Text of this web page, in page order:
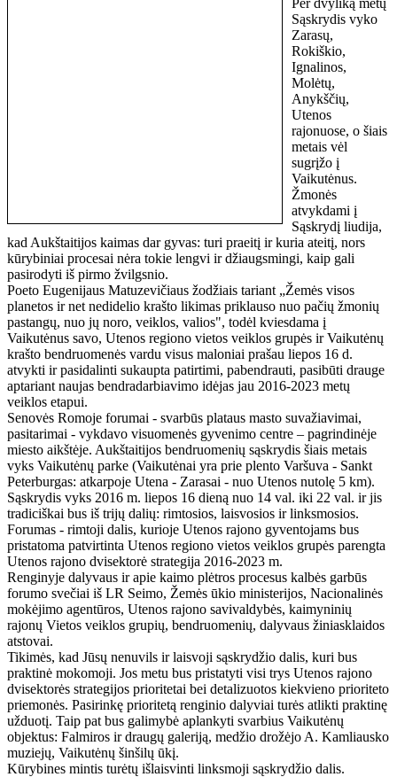
Per dvyliką metų
Sąskrydis vyko
Zarasų,
Rokiškio,
Ignalinos,
Molėtų,
Anykščių,
Utenos
rajonuose, o šiais
metais vėl
sugrįžo į
Vaikutėnus.
Žmonės
atvykdami į
Sąskrydį liudija,
kad Aukštaitijos kaimas dar gyvas: turi praeitį ir kuria ateitį, nors
kūrybiniai procesai nėra tokie lengvi ir džiaugsmingi, kaip gali
pasirodyti iš pirmo žvilgsnio.
Poeto Eugenijaus Matuzevičiaus žodžiais tariant „Žemės visos
planetos ir net nedidelio krašto likimas priklauso nuo pačių žmonių
pastangų, nuo jų noro, veiklos, valios", todėl kviesdama į
Vaikutėnus savo, Utenos regiono vietos veiklos grupės ir Vaikutėnų
krašto bendruomenės vardu visus maloniai prašau liepos 16 d.
atvykti ir pasidalinti sukaupta patirtimi, pabendrauti, pasibūti drauge
aptariant naujas bendradarbiavimo idėjas jau 2016-2023 metų
veiklos etapui.
Senovės Romoje forumai - svarbūs plataus masto suvažiavimai,
pasitarimai - vykdavo visuomenės gyvenimo centre – pagrindinėje
miesto aikštėje. Aukštaitijos bendruomenių sąskrydis šiais metais
vyks Vaikutėnų parke (Vaikutėnai yra prie plento Varšuva - Sankt
Peterburgas: atkarpoje Utena - Zarasai - nuo Utenos nutolę 5 km).
Sąskrydis vyks 2016 m. liepos 16 dieną nuo 14 val. iki 22 val. ir jis
tradiciškai bus iš trijų dalių: rimtosios, laisvosios ir linksmosios.
Forumas - rimtoji dalis, kurioje Utenos rajono gyventojams bus
pristatoma patvirtinta Utenos regiono vietos veiklos grupės parengta
Utenos rajono dvisektorė strategija 2016-2023 m.
Renginyje dalyvaus ir apie kaimo plėtros procesus kalbės garbūs
forumo svečiai iš LR Seimo, Žemės ūkio ministerijos, Nacionalinės
mokėjimo agentūros, Utenos rajono savivaldybės, kaimyninių
rajonų Vietos veiklos grupių, bendruomenių, dalyvaus žiniasklaidos
atstovai.
Tikimės, kad Jūsų nenuvils ir laisvoji sąskrydžio dalis, kuri bus
praktinė mokomoji. Jos metu bus pristatyti visi trys Utenos rajono
dvisektorės strategijos prioritetai bei detalizuotos kiekvieno prioriteto
priemonės. Pasirinkę prioritetą renginio dalyviai turės atlikti praktinę
užduotį. Taip pat bus galimybė aplankyti svarbius Vaikutėnų
objektus: Falmiros ir draugų galeriją, medžio drožėjo A. Kamliausko
muziejų, Vaikutėnų šinšilų ūkį.
Kūrybines mintis turėtų išlaisvinti linksmoji sąskrydžio dalis.